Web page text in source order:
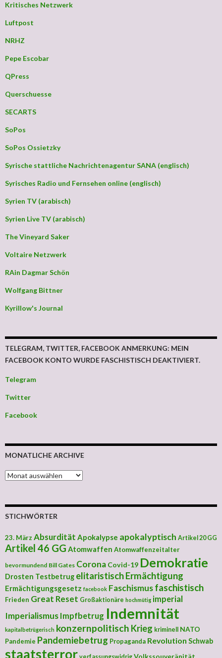
Kritisches Netzwerk
Luftpost
NRHZ
Pepe Escobar
QPress
Querschuesse
SECARTS
SoPos
SoPos Ossietzky
Syrische stattliche Nachrichtenagentur SANA (englisch)
Syrisches Radio und Fernsehen online (englisch)
Syrien TV (arabisch)
Syrien Live TV (arabisch)
The Vineyard Saker
Voltaire Netzwerk
RAin Dagmar Schön
Wolfgang Bittner
Kyrillow's Journal
TELEGRAM, TWITTER, FACEBOOK ANMERKUNG: MEIN
FACEBOOK KONTO WURDE FASCHISTISCH DEAKTIVIERT.
Telegram
Twitter
Facebook
MONATLICHE ARCHIVE
MONATLICHE ARCHIVE
STICHWÖRTER
23. März Absurdität Apokalypse apokalyptisch Artikel 20 GG
Artikel 46 GG Atomwaffen Atomwaffenzeitalter
bevormundend Bill Gates Corona Covid-19 Demokratie
Drosten Testbetrug elitaristischErmächtigung
Ermächtigungsgesetz facebook Faschismusfaschistisch
Frieden Great Reset Großaktionäre hochmütig imperial
Imperialismus Impfbetrug Indemnität
kapitalbetrügerisch konzernpolitisch Krieg kriminell
NATO
Pandemie Pandemiebetrug Propaganda Revolution Schwab
staatsterror Volkssouveränität